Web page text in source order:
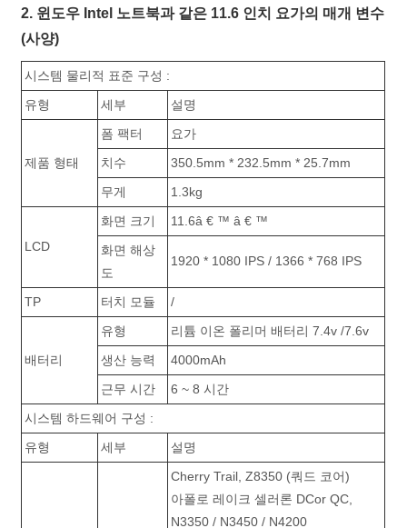
2. 윈도우 Intel 노트북과 같은 11.6 인치 요가의 매개 변수
(사양)
시스템 물리적 표준 구성 :
유형
세부 설명
제품 형태
폼 팩터
요가
치수
350.5mm * 232.5mm * 25.7mm
무게
1.3kg
LCD
화면 크기
11.6â € ™ â € ™
화면 해상
도
1920 * 1080 IPS / 1366 * 768 IPS
TP 터치 모듈 /
배터리
유형
리튬 이온 폴리머 배터리 7.4v /7.6v
생산 능력
4000mAh
근무 시간
6 ~ 8 시간
시스템 하드웨어 구성 :
유형
세부
설명
Cherry Trail, Z8350 (쿼드 코어)
아폴로 레이크 셀러론 DCor QC,
N3350 / N3450 / N4200